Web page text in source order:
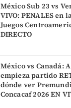
México Sub 23 vs
VIVO: PENALES en
Juegos
DIRECTO
México vs Canadá:
empieza partido
dónde ver
Concacaf 2026 EN